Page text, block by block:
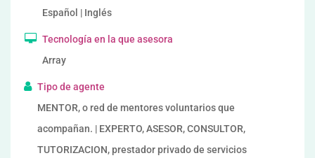
Español | Inglés
Tecnología en la que asesora
Array
Tipo de agente
MENTOR, o red de mentores voluntarios que
acompañan. | EXPERTO, ASESOR, CONSULTOR,
TUTORIZACION, prestador privado de servicios